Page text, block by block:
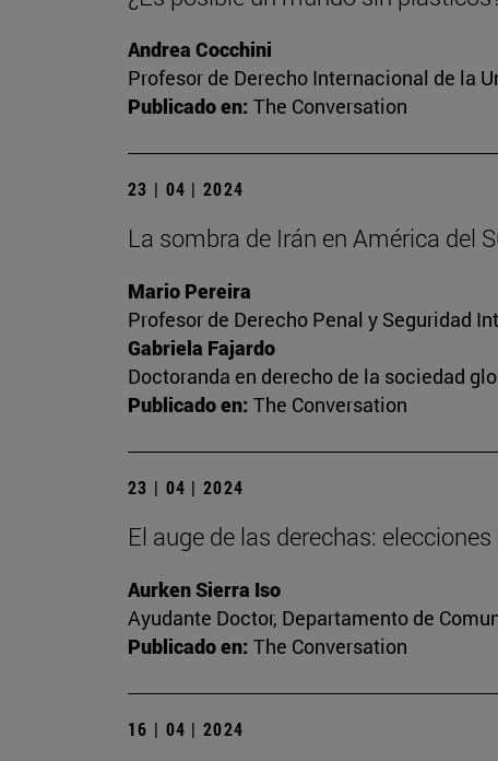
Andrea Cocchini
Profesor de Derecho Internacional de la
Publicado en: The Conversation
23 | 04 | 2024
La sombra de Irán en América del
Mario Pereira
Profesor de Derecho Penal y Seguridad
Gabriela Fajardo
Doctoranda en derecho de la sociedad
Publicado en: The Conversation
23 | 04 | 2024
El auge de las derechas:
Aurken Sierra Iso
Ayudante Doctor, Departamento de
Publicado en: The Conversation
16 | 04 | 2024